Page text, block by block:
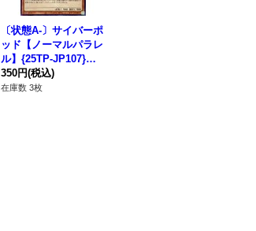
〔状態A-〕サイバーポ
ッド【ノーマルパラレ
ル】{25TP-JP107}
《モンスター》
350円(税込)
在庫数 3枚